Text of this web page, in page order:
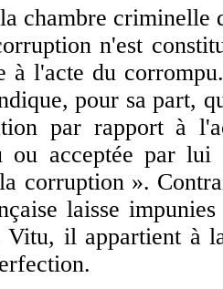
chambre criminelle
n'est
à l'acte du
pour sa part,
par rapport à
ou acceptée par
corruption ».
laisse
Vitu, il appartient à